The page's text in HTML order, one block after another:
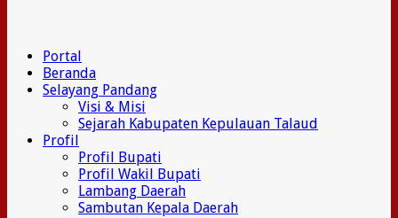
Portal
Beranda
Selayang Pandang
Visi & Misi
Sejarah Kabupaten Kepulauan Talaud
Profil
Profil Bupati
Profil Wakil Bupati
Lambang Daerah
Sambutan Kepala Daerah